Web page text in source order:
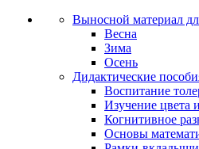
Выносной материал
Весна
Зима
Осень
Дидактические
Воспитание
Изучение цвета
Когнитивное
Основы